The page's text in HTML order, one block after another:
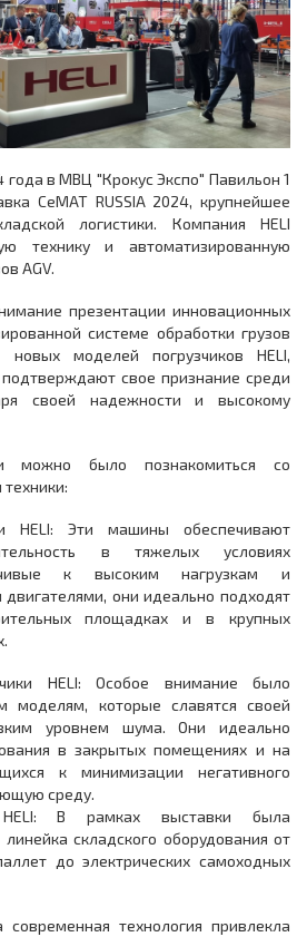
года в МВЦ "Крокус Экспо" Павильон 1
CeMAT RUSSIA 2024, крупнейшее
логистики. Компания HELI
технику и автоматизированную
AGV.
презентации инновационных
системе обработки грузов
моделей погрузчиков HELI,
свое признание среди
своей надежности и высокому
можно было познакомиться со
HELI: Эти машины обеспечивают
в тяжелых условиях
к высоким нагрузкам и
они идеально подходят
площадках и в крупных
HELI: Особое внимание было
моделям, которые славятся своей
уровнем шума. Они идеально
в закрытых помещениях и на
к минимизации негативного
среду.
HELI: В рамках выставки была
складского оборудования от
до электрических самоходных
современная технология привлекла